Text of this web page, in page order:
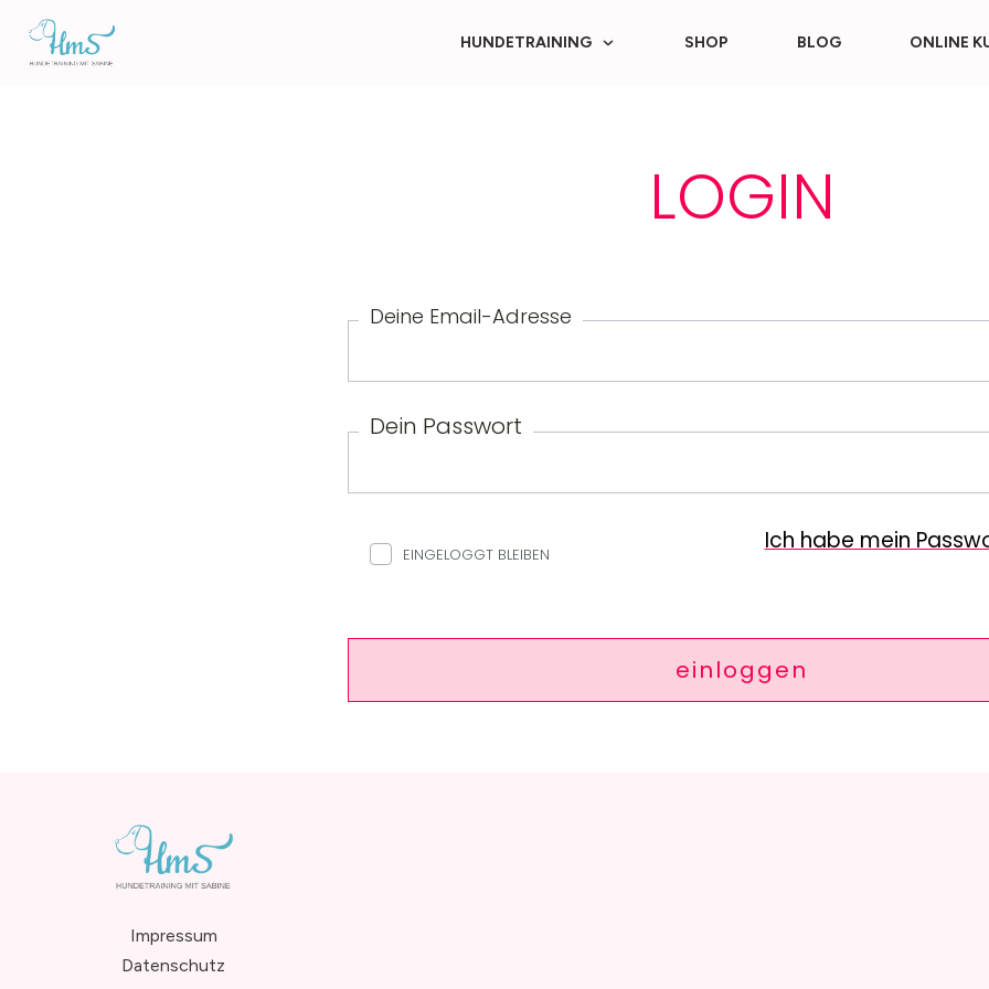
HUNDETRAINING SHOP BLOG ONLINE
LOGIN
Deine Email-Adresse
Dein Passwort
EINGELOGGT BLEIBEN Ich habe mein
einloggen
Impressum
Datenschutz